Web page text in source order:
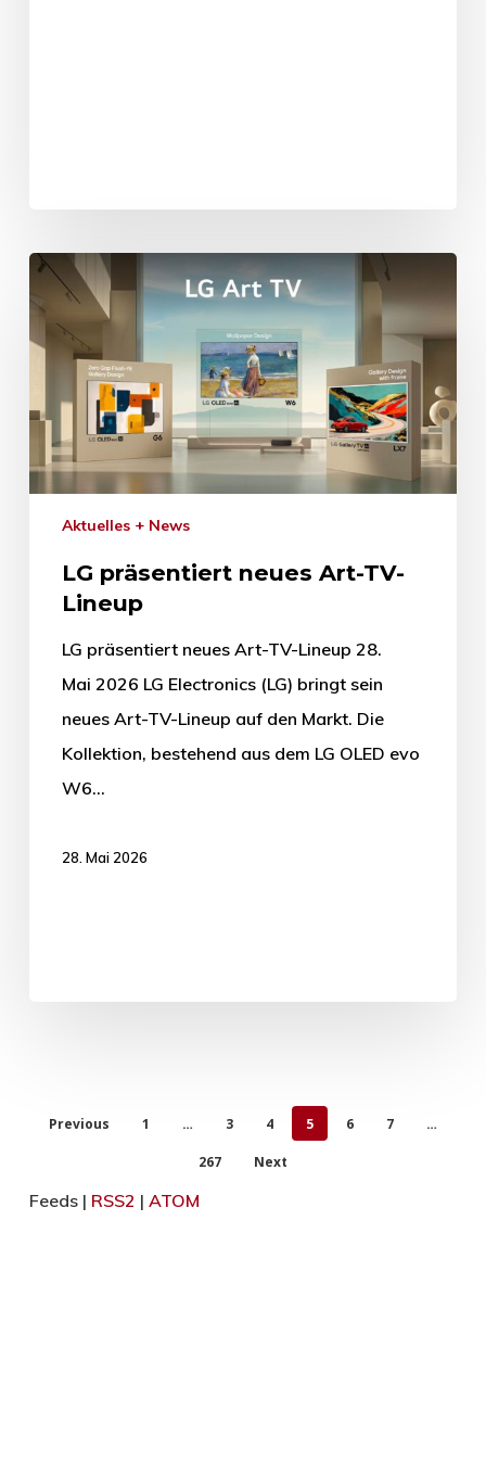
Aktuelles + News
LG präsentiert neues Art-TV-
Lineup
LG präsentiert neues Art-TV-Lineup 28.
Mai 2026 LG Electronics (LG) bringt sein
neues Art-TV-Lineup auf den Markt. Die
Kollektion, bestehend aus dem LG OLED evo
W6…
28. Mai 2026
Previous 1 … 3 4 5 6 7 …
267 Next
Feeds | RSS2 | ATOM